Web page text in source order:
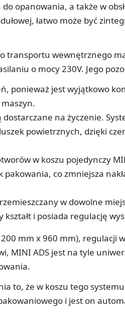
opanowania, a także w
łatwo może być
transportu wewnętrznego
o mocy 230V. Jego
ponieważ jest wyjątkowo
na życzenie.
powietrznych, dzięki
w koszu pojedynczy
co zmniejsza
w dowolne
i posiada regulację
mm x 960 mm), regulacji
MINI ADS jest na tyle
to, że w koszu tego
i jest on